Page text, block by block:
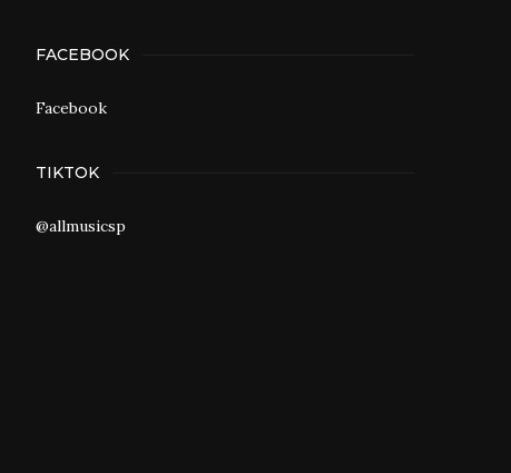
FACEBOOK
Facebook
TIKTOK
@allmusicsp